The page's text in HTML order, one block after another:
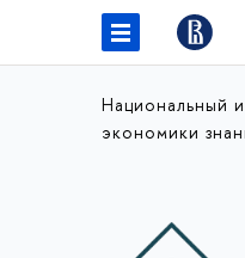
Национальный
экономики